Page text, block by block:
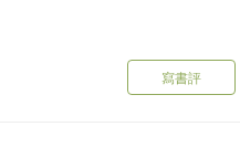
寫書評